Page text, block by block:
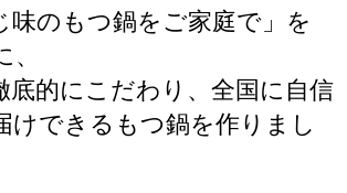
味のもつ鍋をご家庭で」を
底的にこだわり、全国に自信
けできるもつ鍋を作りまし